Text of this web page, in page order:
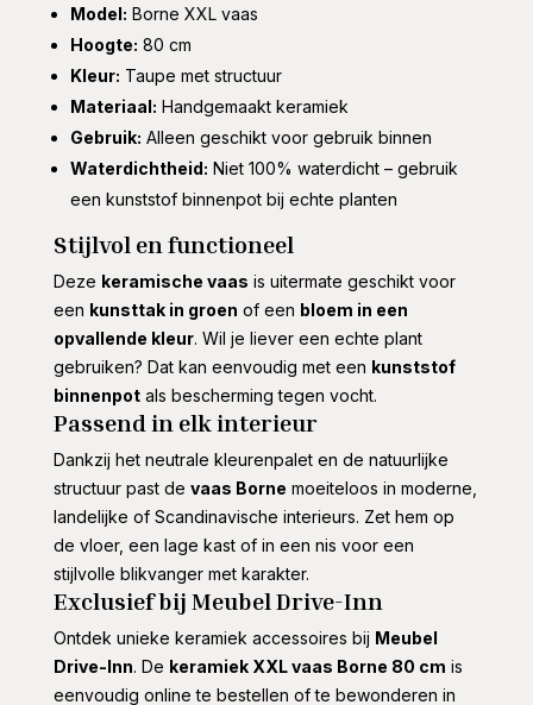
Model: Borne XXL vaas
Hoogte: 80 cm
Kleur: Taupe met structuur
Materiaal: Handgemaakt keramiek
Gebruik: Alleen geschikt voor gebruik binnen
Waterdichtheid: Niet 100% waterdicht – gebruik
een kunststof binnenpot bij echte planten
Stijlvol en functioneel
Deze keramische vaas is uitermate geschikt voor
een kunsttak in groen of een bloem in een
opvallende kleur. Wil je liever een echte plant
gebruiken? Dat kan eenvoudig met een kunststof
binnenpotals bescherming tegen vocht.
Passend in elk interieur
Dankzij het neutrale kleurenpalet en de natuurlijke
structuur past de vaas Borne moeiteloos in moderne,
landelijke of Scandinavische interieurs. Zet hem op
de vloer, een lage kast of in een nis voor een
stijlvolle blikvanger met karakter.
Exclusief bij Meubel Drive-Inn
Ontdek unieke keramiek accessoires bij Meubel
Drive-Inn. De keramiek XXL vaas Borne 80 cm is
eenvoudig online te bestellen of te bewonderen in